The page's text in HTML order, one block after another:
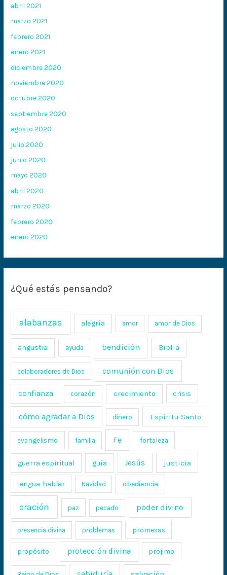
abril 2021
marzo 2021
febrero 2021
enero 2021
diciembre 2020
noviembre 2020
octubre 2020
septiembre 2020
agosto 2020
julio 2020
junio 2020
mayo 2020
abril 2020
marzo 2020
febrero 2020
enero 2020
¿Qué estás pensando?
alabanzas alegría amor amor de Dios
angustia ayuda bendición Biblia
colaboradores de Dios comunión con Dios
confianza corazón crecimiento crisis
cómo agradar a Dios dinero Espíritu Santo
evangelismo familia Fe fortaleza
guerra espiritual guía Jesús justicia
lengua-hablar Navidad obediencia
oración paz pecado poder divino
presencia divina problemas promesas
propósito protección divina prójimo